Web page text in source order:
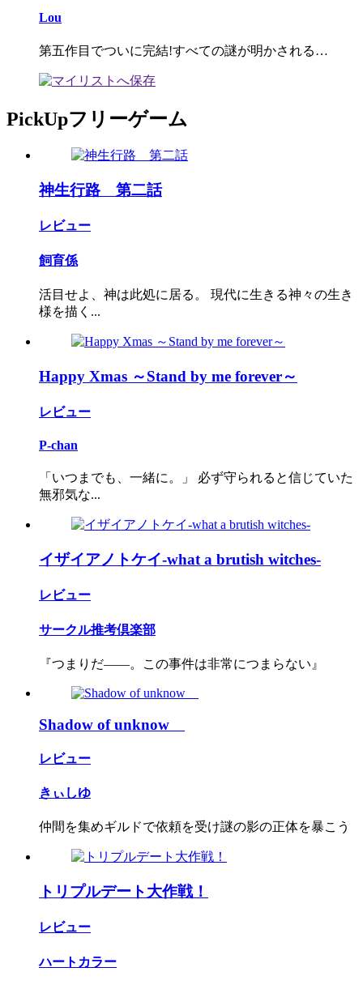
Lou
第五作目でついに完結!すべての謎が明かされる…
PickUpフリーゲーム
神生行路 第二話
レビュー
飼育係
活目せよ、神は此処に居る。 現代に生きる神々の生き
様を描く...
Happy Xmas ～Stand by me forever～
レビュー
P-chan
「いつまでも、一緒に。」 必ず守られると信じていた
無邪気な...
イザイアノトケイ‐what a brutish witches‐
レビュー
サークル推考倶楽部
『つまりだ――。この事件は非常につまらない』
Shadow of unknow
レビュー
きぃしゆ
仲間を集めギルドで依頼を受け謎の影の正体を暴こう
トリプルデート大作戦！
レビュー
ハートカラー